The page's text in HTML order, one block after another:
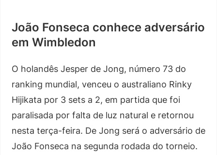
João Fonseca conhece adversário
em Wimbledon
O holandês Jesper de Jong, número 73 do
ranking mundial, venceu o australiano Rinky
Hijikata por 3 sets a 2, em partida que foi
paralisada por falta de luz natural e retornou
nesta terça-feira. De Jong será o adversário de
João Fonseca na segunda rodada do torneio.